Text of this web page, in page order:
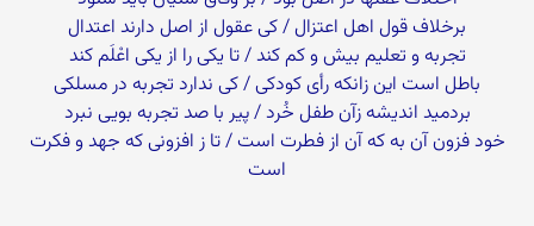
برخلاف قول اهل اعتزال / کى عقول از اصل دارند اعتدال‏
تجربه و تعلیم بیش و کم کند / تا یکى را از یکى اعْلَم کند
باطل است این زانکه رأى کودکى / کى ندارد تجربه در مسلکى‏
بردمید اندیشه زآن طفل خُرد / پیر با صد تجربه بویى نبرد
خود فزون آن به که آن از فطرت است / تا ز افزونى که جهد و فکرت
است